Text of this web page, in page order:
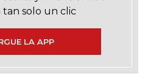
tan solo un clic
LA APP